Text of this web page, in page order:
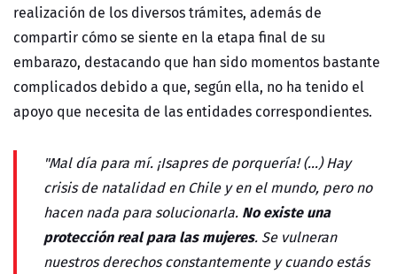
realización de los diversos trámites, además de
compartir cómo se siente en la etapa final de su
embarazo, destacando que han sido momentos bastante
complicados debido a que, según ella, no ha tenido el
apoyo que necesita de las entidades correspondientes.
"Mal día para mí. ¡Isapres de porquería! (...) Hay
crisis de natalidad en Chile y en el mundo, pero no
hacen nada para solucionarla. No existe una
protección real para las mujeres. Se vulneran
nuestros derechos constantemente y cuando estás